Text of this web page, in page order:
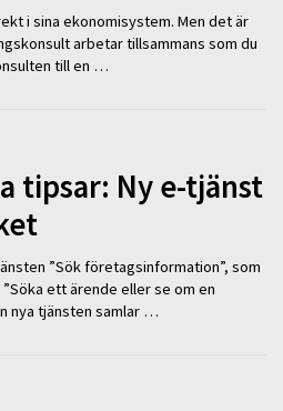
i sina ekonomisystem. Men det är
arbetar tillsammans som du
till en …
tipsar: Ny e-tjänst
”Sök företagsinformation”, som
ett ärende eller se om en
nya tjänsten samlar …